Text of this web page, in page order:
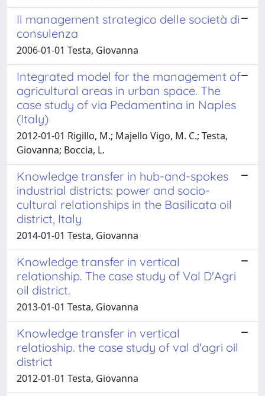
Il management strategico delle società di
consulenza
2006-01-01 Testa, Giovanna
Integrated model for the management of
agricultural areas in urban space. The
case study of via Pedamentina in Naples
(Italy)
2012-01-01 Rigillo, M.; Majello Vigo, M. C.; Testa,
Giovanna; Boccia, L.
Knowledge transfer in hub-and-spokes
industrial districts: power and socio-
cultural relationships in the Basilicata oil
district, Italy
2014-01-01 Testa, Giovanna
Knowledge transfer in vertical
relationship. The case study of Val D'Agri
oil district.
2013-01-01 Testa, Giovanna
Knowledge transfer in vertical
relatioship. the case study of val d'agri oil
district
2012-01-01 Testa, Giovanna